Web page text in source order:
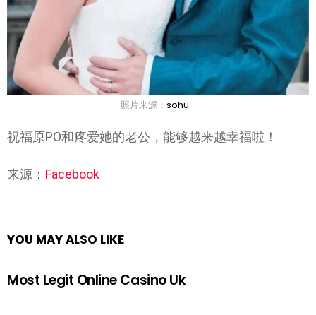
照片来源： sohu
祝福原PO和疼爱她的老公，能够越来越幸福啦！
来源： Facebook
YOU MAY ALSO LIKE
Most Legit Online Casino Uk